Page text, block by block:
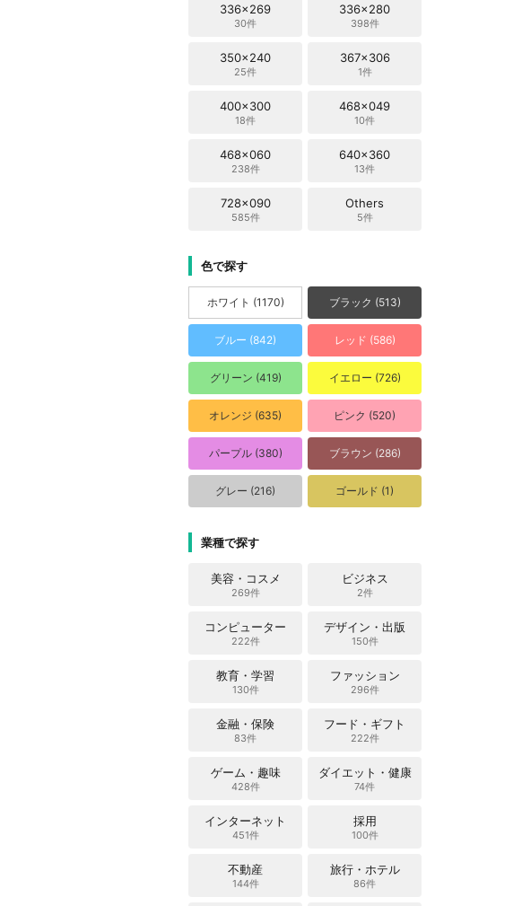
336x269
30件
336x280
398件
350x240
25件
367x306
1件
400x300
18件
468x049
10件
468x060
238件
640x360
13件
728x090
585件
Others
5件
色で探す
ホワイト (1170) ブラック (513)
ブルー (842) レッド (586)
グリーン (419) イエロー (726)
オレンジ (635) ピンク (520)
パープル (380) ブラウン (286)
グレー (216) ゴールド (1)
業種で探す
美容・コスメ
269件
ビジネス
2件
コンピューター
222件
デザイン・出版
150件
教育・学習
130件
ファッション
296件
金融・保険
83件
フード・ギフト
222件
ゲーム・趣味
428件
ダイエット・健康
74件
インターネット
451件
採用
100件
不動産
144件
旅行・ホテル
86件